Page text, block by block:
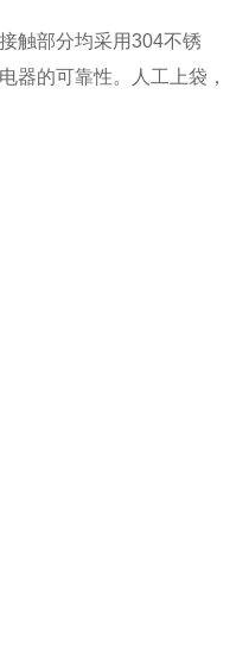
触部分均采用304不锈
器的可靠性。人工上袋，